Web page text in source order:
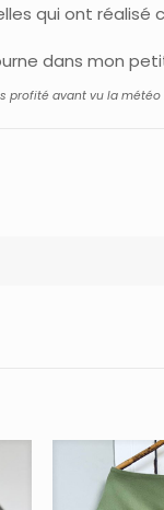
qui ont réalisé
dans mon
profité avant vu la météo